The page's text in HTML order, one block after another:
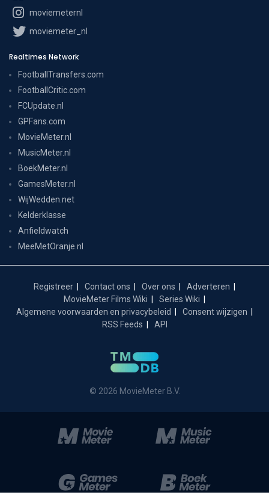
moviemeternl
moviemeter_nl
Realtimes Network
FootballTransfers.com
FootballCritic.com
FCUpdate.nl
GPFans.com
MovieMeter.nl
MusicMeter.nl
BoekMeter.nl
GamesMeter.nl
WijWedden.net
Kelderklasse
Anfieldwatch
MeeMetOranje.nl
Registreer Contact ons Over ons
Adverteren
MovieMeter Films Wiki
Series Wiki
Algemene voorwaarden en privacybeleid
Consent wijzigen
RSS Feeds
API
© 2026 MovieMeter B.V.